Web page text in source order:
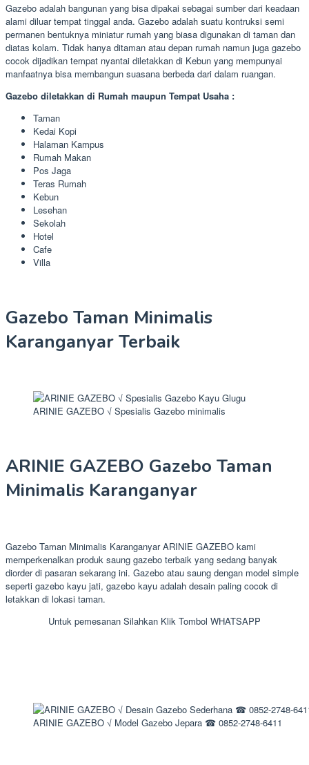
Gazebo adalah bangunan yang bisa dipakai sebagai sumber dari keadaan
alami diluar tempat tinggal anda. Gazebo adalah suatu kontruksi semi
permanen bentuknya miniatur rumah yang biasa digunakan di taman dan
diatas kolam. Tidak hanya ditaman atau depan rumah namun juga gazebo
cocok dijadikan tempat nyantai diletakkan di Kebun yang mempunyai
manfaatnya bisa membangun suasana berbeda dari dalam ruangan.
Gazebo diletakkan di Rumah maupun Tempat Usaha :
Taman
Kedai Kopi
Halaman Kampus
Rumah Makan
Pos Jaga
Teras Rumah
Kebun
Lesehan
Sekolah
Hotel
Cafe
Villa
Gazebo Taman Minimalis
Karanganyar Terbaik
ARINIE GAZEBO √ Spesialis Gazebo minimalis
ARINIE GAZEBO Gazebo Taman
Minimalis Karanganyar
Gazebo Taman Minimalis Karanganyar ARINIE GAZEBO kami
memperkenalkan produk saung gazebo terbaik yang sedang banyak
diorder di pasaran sekarang ini. Gazebo atau saung dengan model simple
seperti gazebo kayu jati, gazebo kayu adalah desain paling cocok di
letakkan di lokasi taman.
Untuk pemesanan Silahkan Klik Tombol WHATSAPP
ARINIE GAZEBO √ Model Gazebo Jepara ☎ 0852-2748-6411